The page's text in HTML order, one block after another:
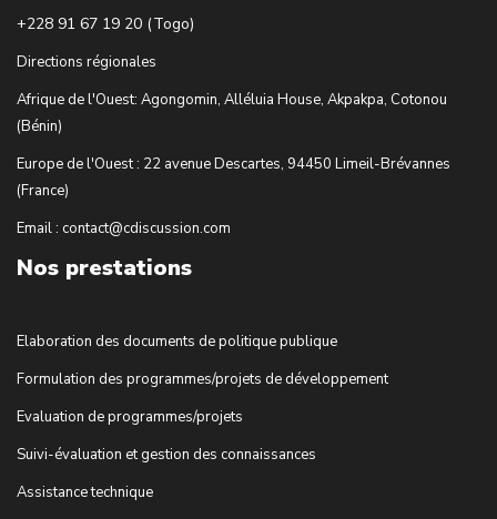
+228 91 67 19 20 (Togo)
Directions régionales
Afrique de l'Ouest: Agongomin, Alléluia House, Akpakpa, Cotonou
(Bénin)
Europe de l'Ouest : 22 avenue Descartes, 94450 Limeil-Brévannes
(France)
Email : contact@cdiscussion.com
Nos prestations
Elaboration des documents de politique publique
Formulation des programmes/projets de développement
Evaluation de programmes/projets
Suivi-évaluation et gestion des connaissances
Assistance technique